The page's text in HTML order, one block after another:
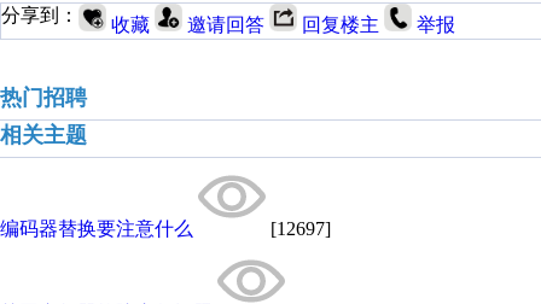
分享到：
收藏 邀请回答 回复楼主 举报
热门招聘
相关主题
编码器替换要注意什么 [12697]